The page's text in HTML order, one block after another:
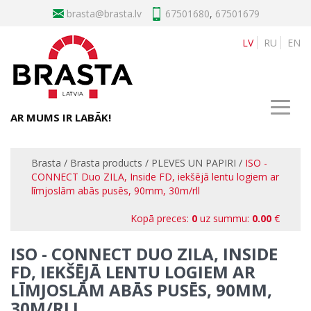
brasta 67501680, 67501679
AR MUMS IR LABĀK!
LV RU EN
Brasta / Brasta products / PLEVES UN PAPIRI / ISO -
CONNECT Duo ZILA, Inside FD, iekšējā lentu logiem ar
līmjoslām abās pusēs, 90mm, 30m/rll
Kopā preces: 0 uz summu: 0.00 €
ISO - CONNECT DUO ZILA, INSIDE
FD, IEKŠĒJĀ LENTU LOGIEM AR
LĪMJOSLĀM ABĀS PUSĒS, 90MM,